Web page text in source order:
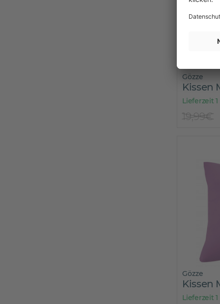
Gözze
Kissen
Lieferzeit 1
19,99€
Gözze
Kissen
Lieferzeit 1